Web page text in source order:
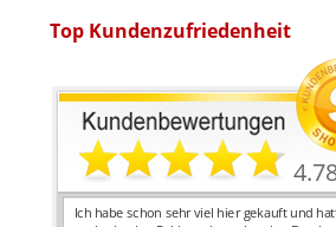
Top Kundenzufriedenheit